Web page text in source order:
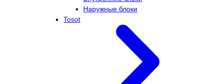
Наружные блоки
Tosot